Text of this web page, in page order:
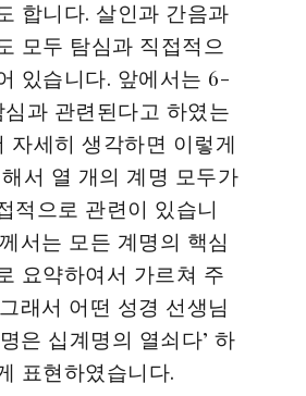
합니다. 살인과 간음과
모두 탐심과 직접적으
있습니다. 앞에서는 6-
과 관련된다고 하였는
자세히 생각하면 이렇게
서 열 개의 계명 모두가
적으로 관련이 있습니
서는 모든 계명의 핵심
요약하여서 가르쳐 주
래서 어떤 성경 선생님
은 십계명의 열쇠다’ 하
표현하였습니다.